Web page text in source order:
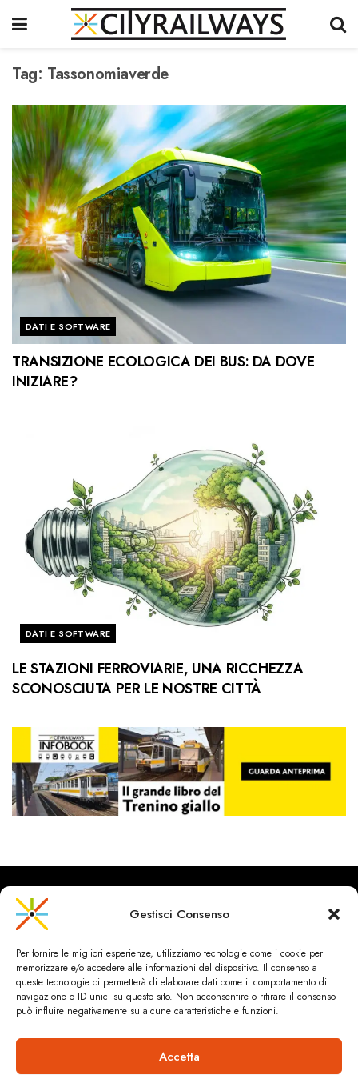
Gestisci Consenso
Per fornire le migliori esperienze, utilizziamo tecnologie come i cookie per
memorizzare e/o accedere alle informazioni del dispositivo. Il consenso a
queste tecnologie ci permetterà di elaborare dati come il comportamento di
navigazione o ID unici su questo sito. Non acconsentire o ritirare il consenso
può influire negativamente su alcune caratteristiche e funzioni.
Accetta
Tag: Tassonomiaverde
DATI E SOFTWARE
TRANSIZIONE ECOLOGICA DEI BUS: DA DOVE
INIZIARE?
DATI E SOFTWARE
LE STAZIONI FERROVIARIE, UNA RICCHEZZA
SCONOSCIUTA PER LE NOSTRE CITTÀ
CityRailways è un sito indipendente che discute argomenti di
urbanistica e trasporto collettivo argomentando con metodo
scientifico sulla base di dati ed esperienze.
HOME CHI SIAMO & CONTATTI PRIVACY & COOKIES
ANDREA SPINOSA INGEGNERIA Cookie Policy (UE)
Dichiarazione sulla Privacy (UE)